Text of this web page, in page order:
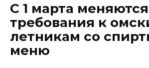
С 1 марта меняются
требования к
летникам со
меню